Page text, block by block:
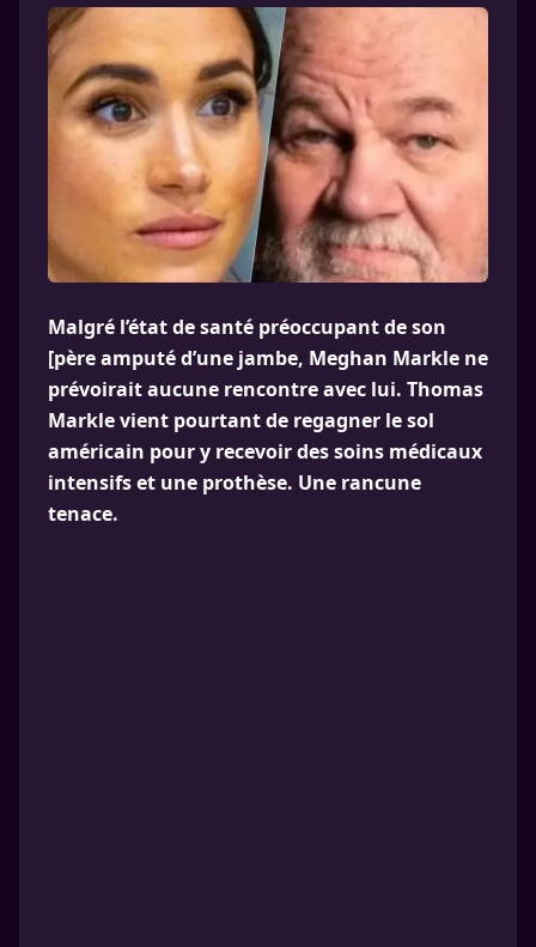
Malgré l’état de santé préoccupant de son
[père amputé d’une jambe, Meghan Markle ne
prévoirait aucune rencontre avec lui. Thomas
Markle vient pourtant de regagner le sol
américain pour y recevoir des soins médicaux
intensifs et une prothèse. Une rancune
tenace.